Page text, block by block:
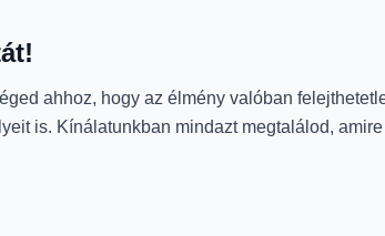
ahhoz, hogy az élmény valóban
is. Kínálatunkban mindazt megtalálod,